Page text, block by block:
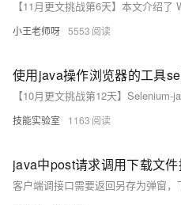
小王老师呀 5553
技能实验室 1163